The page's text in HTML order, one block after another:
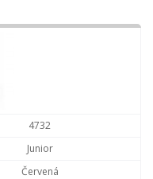
4732
Junior
Červená